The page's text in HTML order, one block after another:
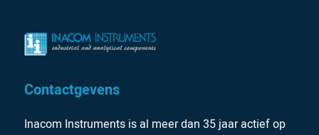
Contactgevens
Inacom Instruments is al meer dan 35 jaar actief op